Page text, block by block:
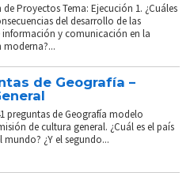
Proyectos Tema: Ejecución 1. ¿Cuáles
del desarrollo de las
y comunicación en la
de Geografía –
preguntas de Geografía modelo
de cultura general. ¿Cuál es el país
mundo? ¿Y el segundo...